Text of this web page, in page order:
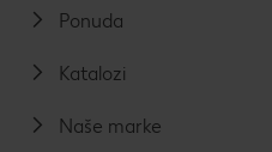
Ponuda
Katalozi
Naše marke